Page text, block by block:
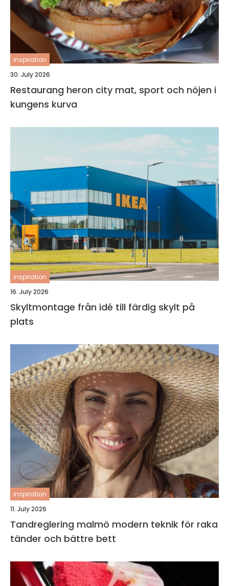
inspiration
30. July 2026
Restaurang heron city mat, sport och nöjen i
kungens kurva
inspiration
16. July 2026
Skyltmontage från idé till färdig skylt på
plats
inspiration
11. July 2026
Tandreglering malmö modern teknik för raka
tänder och bättre bett